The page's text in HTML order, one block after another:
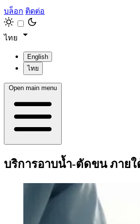
บล็อก ติดต่อ
ไทย
English
ไทย
Open main menu
บริการอาบน้ำ-ตัดขน ภาย